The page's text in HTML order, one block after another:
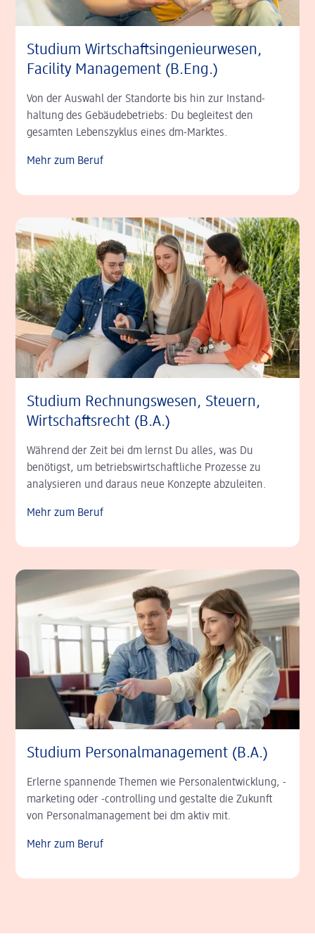
Studium Wirtschafts­ingenieur­wesen,
Facility Management (B.Eng.)
Von der Auswahl der Standorte bis hin zur Instand­
haltung des Gebäudebetriebs: Du begleitest den
gesamten Lebens­zyklus eines dm-Marktes.
Mehr zum Beruf
Studium Rechnungs­wesen, Steuern,
Wirtschafts­recht (B.A.)
Während der Zeit bei dm lernst Du alles, was Du
benötigst, um betriebs­wirtschaftliche Prozesse zu
analysieren und daraus neue Konzepte abzuleiten.
Mehr zum Beruf
Studium Personal­management (B.A.)
Erlerne spannende Themen wie Personal­entwicklung, -
marketing oder -controlling und gestalte die Zukunft
von Personal­management bei dm aktiv mit.
Mehr zum Beruf